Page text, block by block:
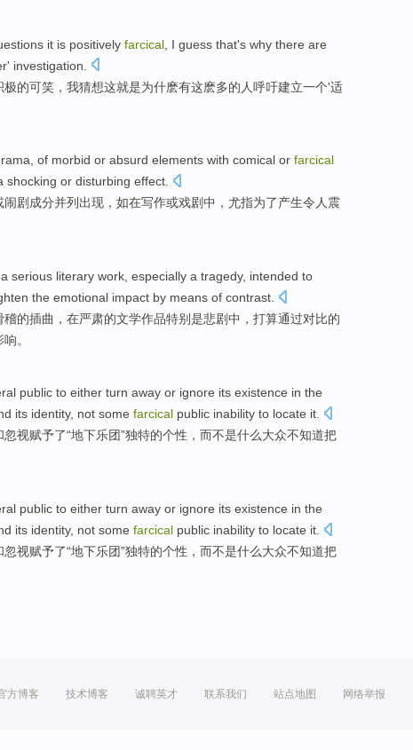
it is positively farcical I guess that's why there are
' investigation
极的可笑 ， 我猜想这就是为什麽有这麽多的 人呼吁建立一个'适
, of morbid or absurd elements with comical or farcical
shocking or disturbing effect.
闹剧 成分并列出现， 如在写作或戏剧中， 尤指为了产生令人震
a serious literary work especially a tragedy, intended to
the emotional impact by means of contrast
稽的插曲 ， 在严肃的文学作品特别是悲剧中 ， 打算通过对比的
响。
public to either turn away or ignore its existence in the
its identity, not some farcical public inability to locate it
忽视赋予了“地下乐团”独特的个性 ，而不是什么大众不知道把
public to either turn away or ignore its existence in the
its identity, not some farcical public inability to locate it
忽视赋予了“地下乐团”独特的个性 ，而不是什么大众不知道把
方博客 技术博客 诚聘英才 联系我们 站点地图 网络举报